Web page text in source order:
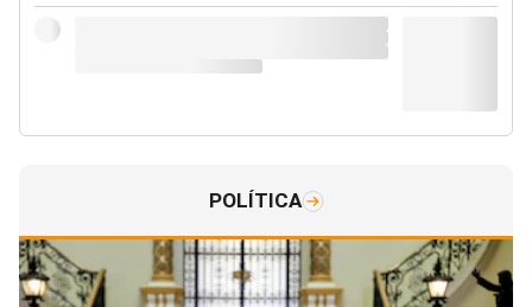
POLÍTICA